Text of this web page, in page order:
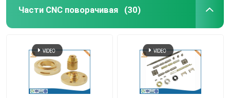
Части CNC поворачивая (30)